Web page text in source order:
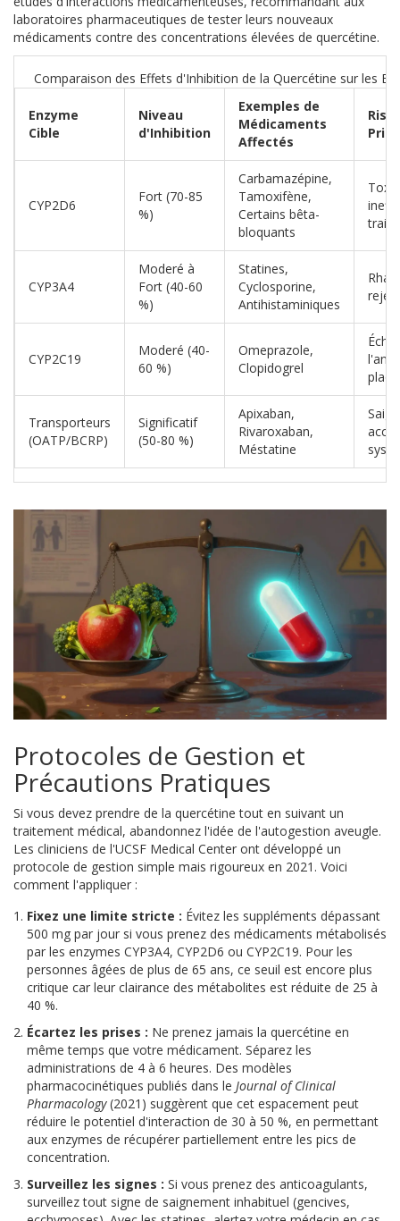
laboratoires pharmaceutiques de tester leurs nouveaux
médicaments contre des concentrations élevées de quercétine.
Comparaison des Effets d'Inhibition de la Quercétine sur les
Enzyme
Cible
Niveau
d'Inhibition
Exemples de
Médicaments
Affectés
CYP2D6
Fort (70-85
%)
Carbamazépine,
Tamoxifène,
Certains bêta-
bloquants
CYP3A4
Moderé à
Fort (40-60
%)
Statines,
Cyclosporine,
Antihistaminiques
rejet
CYP2C19
Moderé (40-
60 %)
Omeprazole,
Clopidogrel
Transporteurs
(OATP/BCRP)
Significatif
(50-80 %)
Apixaban,
Rivaroxaban,
Méstatine
Protocoles de Gestion et
Précautions Pratiques
Si vous devez prendre de la quercétine tout en suivant un
traitement médical, abandonnez l'idée de l'autogestion aveugle.
Les cliniciens de l'UCSF Medical Center ont développé un
protocole de gestion simple mais rigoureux en 2021. Voici
comment l'appliquer :
Fixez une limite stricte : Évitez les suppléments dépassant
500 mg par jour si vous prenez des médicaments métabolisés
par les enzymes CYP3A4, CYP2D6 ou CYP2C19. Pour les
personnes âgées de plus de 65 ans, ce seuil est encore plus
critique car leur clairance des métabolites est réduite de 25 à
40 %.
Écartez les prises : Ne prenez jamais la quercétine en
même temps que votre médicament. Séparez les
administrations de 4 à 6 heures. Des modèles
pharmacocinétiques publiés dans le Journal of Clinical
Pharmacology(2021) suggèrent que cet espacement peut
réduire le potentiel d'interaction de 30 à 50 %, en permettant
aux enzymes de récupérer partiellement entre les pics de
concentration.
Surveillez les signes : Si vous prenez des anticoagulants,
surveillez tout signe de saignement inhabituel (gencives,